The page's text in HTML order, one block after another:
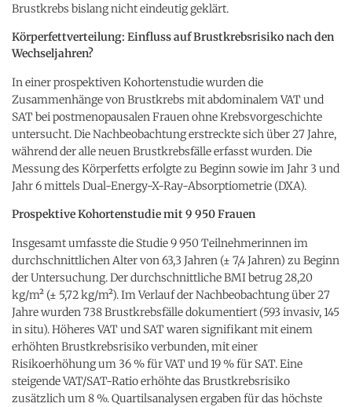
Brustkrebs bislang nicht eindeutig geklärt.
Körperfettverteilung: Einfluss auf Brustkrebsrisiko nach den
Wechseljahren?
In einer prospektiven Kohortenstudie wurden die
Zusammenhänge von Brustkrebs mit abdominalem VAT und
SAT bei postmenopausalen Frauen ohne Krebsvorgeschichte
untersucht. Die Nachbeobachtung erstreckte sich über 27 Jahre,
während der alle neuen Brustkrebsfälle erfasst wurden. Die
Messung des Körperfetts erfolgte zu Beginn sowie im Jahr 3 und
Jahr 6 mittels Dual-Energy-X-Ray-Absorptiometrie (DXA).
Prospektive Kohortenstudie mit 9 950 Frauen
Insgesamt umfasste die Studie 9 950 Teilnehmerinnen im
durchschnittlichen Alter von 63,3 Jahren (± 7,4 Jahren) zu Beginn
der Untersuchung. Der durchschnittliche BMI betrug 28,20
kg/m² (± 5,72 kg/m²). Im Verlauf der Nachbeobachtung über 27
Jahre wurden 738 Brustkrebsfälle dokumentiert (593 invasiv, 145
in situ). Höheres VAT und SAT waren signifikant mit einem
erhöhten Brustkrebsrisiko verbunden, mit einer
Risikoerhöhung um 36 % für VAT und 19 % für SAT. Eine
steigende VAT/SAT-Ratio erhöhte das Brustkrebsrisiko
zusätzlich um 8 %. Quartilsanalysen ergaben für das höchste